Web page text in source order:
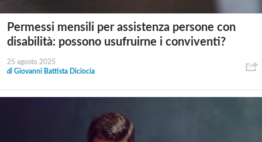
Permessi mensili per assistenza persone con
disabilità: possono usufruirne i conviventi?
25 agosto 2025
di Giovanni Battista Diciocia